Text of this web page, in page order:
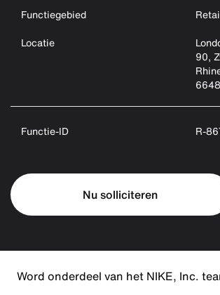
Functiegebied
Locatie
90,
Functie-ID R-
Nu solliciteren
Word onderdeel van het NIKE, Inc.